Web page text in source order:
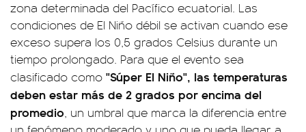
zona determinada del Pacífico ecuatorial. Las
condiciones de El Niño débil se activan cuando ese
exceso supera los 0,5 grados Celsius durante un
tiempo prolongado. Para que el evento sea
clasificado como "Súper El Niño", las temperaturas
deben estar más de 2 grados por encima del
promedio, un umbral que marca la diferencia entre